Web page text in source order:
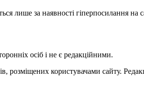
лише за наявності гіперпосилання на
осіб і не є редакційними.
розміщених користувачами сайту.